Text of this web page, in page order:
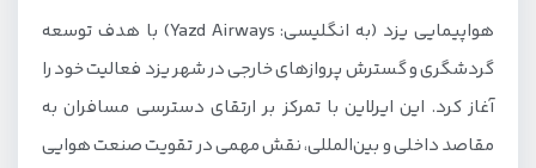
هواپیمایی یزد (به انگلیسی: Yazd Airways) با هدف توسعه
گردشگری و گسترش پروازهای خارجی در شهر یزد فعالیت خود را
آغاز کرد. این ایرلاین با تمرکز بر ارتقای دسترسی مسافران به
مقاصد داخلی و بین‌المللی، نقش مهمی در تقویت صنعت هوایی